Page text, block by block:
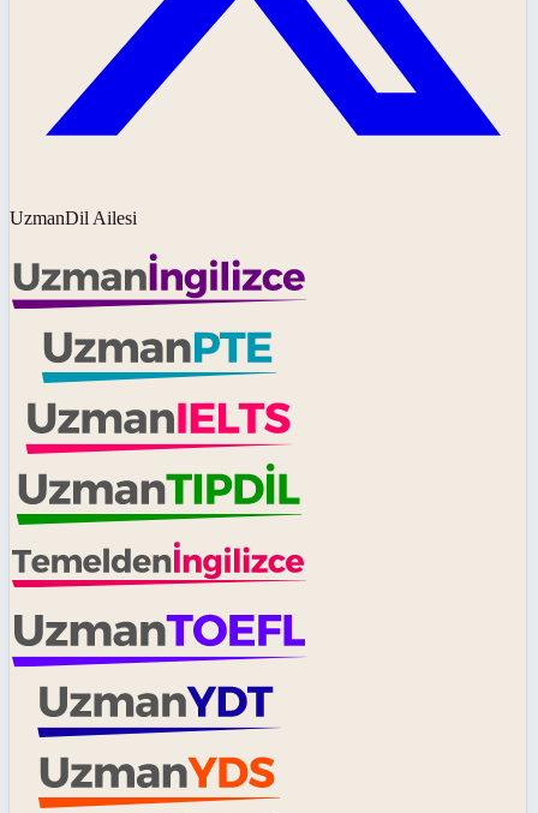
UzmanDil Ailesi